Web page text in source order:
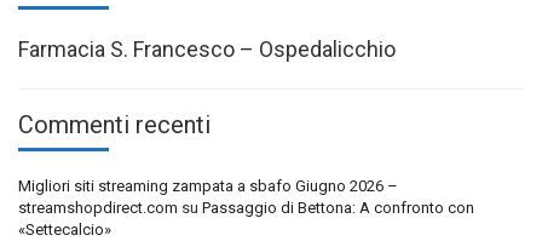
Farmacia S. Francesco – Ospedalicchio
Commenti recenti
Migliori siti streaming zampata a sbafo Giugno 2026 –
streamshopdirect.com su Passaggio di Bettona: A confronto con
«Settecalcio»